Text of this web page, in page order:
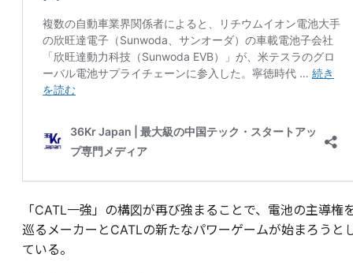
「CATL一強」の構図が再び強まることで、電池の主導権
巡るメーカーとCATLの新たなパワーゲームが始まろうと
ている。